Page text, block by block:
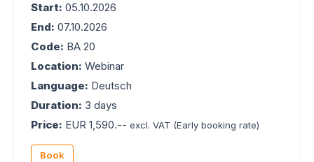
Start: 05.10.2026
End: 07.10.2026
Code: BA 20
Location: Webinar
Language: Deutsch
Duration: 3 days
Price: EUR 1,590.-- excl. VAT (Early booking rate)
Book